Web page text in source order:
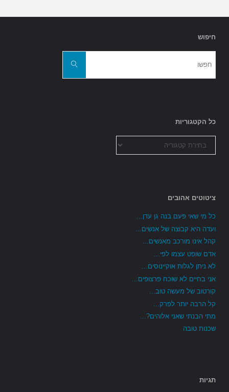
חיפוש
חפשו
כל הקטגוריות
הקטגוריות
ציטוטים אהובים
כל מי שאי פעם בנה גן עדן...
ועדה היא קבוצה של אנשים...
קהל אינו מורכב מאנשים...
אדם שופט עצמו לפי...
לא ניתן לגלות אוקיינוסים...
אני בחיים לא שוכח פרצופים...
קורטוב של מעשה טוב...
קל הרבה יותר לפרק...
מתי הבנתי שאני אלוהים?...
שכנות טובה
תגיות